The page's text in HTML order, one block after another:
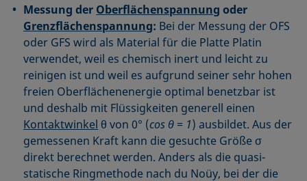
Messung der Oberflächenspannung oder
Grenzflächenspannung: Bei der Messung der OFS
oder GFS wird als Material für die Platte Platin
verwendet, weil es chemisch inert und leicht zu
reinigen ist und weil es aufgrund seiner sehr hohen
freien Oberflächenenergie optimal benetzbar ist
und deshalb mit Flüssigkeiten generell einen
Kontaktwinkel θ von 0° (cos θ = 1) ausbildet. Aus der
gemessenen Kraft kann die gesuchte Größe σ
direkt berechnet werden. Anders als die quasi-
statische Ringmethode nach du Noüy, bei der die